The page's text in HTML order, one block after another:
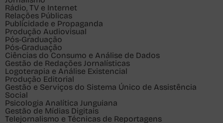
Rádio, TV e Internet
Relações Públicas
Publicidade e Propaganda
Produção Audiovisual
Pós-Graduação
Pós-Graduação
Ciências do Consumo e Análise de Dados
Gestão de Redações Jornalísticas
Logoterapia e Análise Existencial
Produção Editorial
Gestão e Serviços do Sistema Único de Assistência
Social
Psicologia Analítica Junguiana
Gestão de Mídias Digitais
Telejornalismo e Técnicas de Reportagens